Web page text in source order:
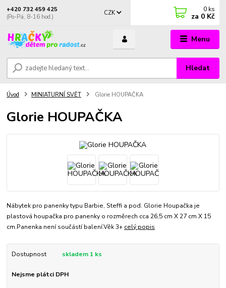
Menu
CZK
Hledat
+420 732 459 425
(Po-Pá, 8-16 hod.)
0 ks
za 0 Kč
Úvod MINIATURNÍ SVĚT Glorie HOUPAČKA
Glorie HOUPAČKA
Nábytek pro panenky typu Barbie, Steffi a pod. Glorie Houpačka je
plastová houpačka pro panenky o rozměrech cca 26,5 cm X 27 cm X 15
cm.Panenka není součástí balení.Věk 3+ celý popis
Dostupnost skladem 1 ks
Nejsme plátci DPH